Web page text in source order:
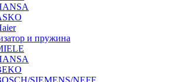
и пружина
SIEMENS/NEFF